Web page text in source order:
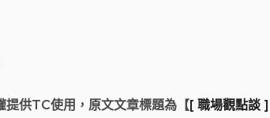
提供TC使用，原文文章標題為【[ 職場觀點談